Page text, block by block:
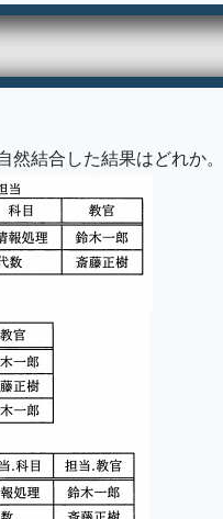
然結合した結果はどれか。